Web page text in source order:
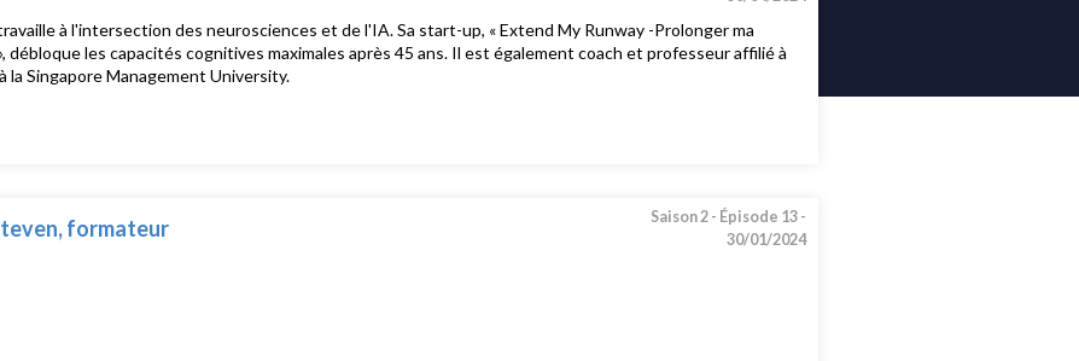
à l'intersection des neurosciences et de l'IA. Sa start-up, « Extend My Runway -Prolonger ma
débloque les capacités cognitives maximales après 45 ans. Il est également coach et professeur affilié à
la Singapore Management University.
formateur Saison 2 - Épisode 13 -
30/01/2024